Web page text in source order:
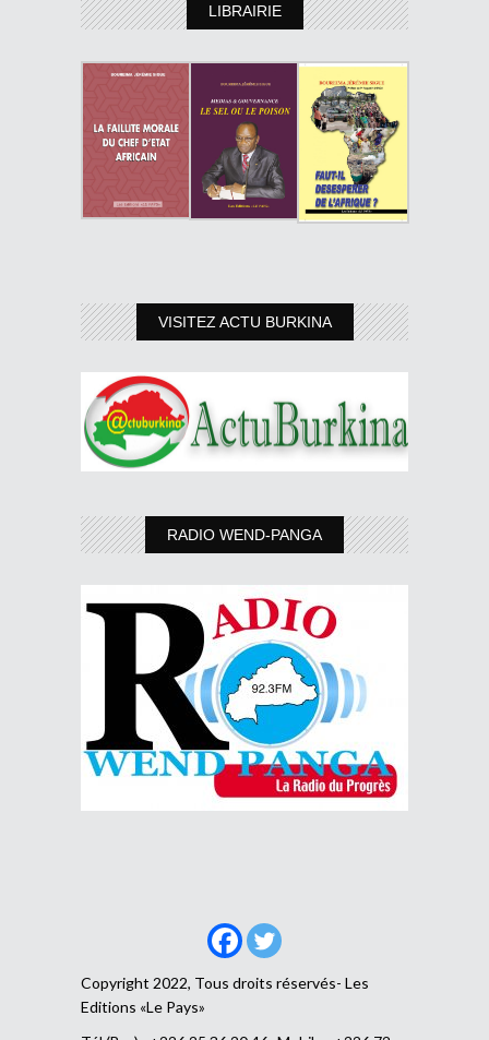
LIBRAIRIE
VISITEZ ACTU BURKINA
RADIO WEND-PANGA
Copyright 2022, Tous droits réservés- Les
Editions «Le Pays»